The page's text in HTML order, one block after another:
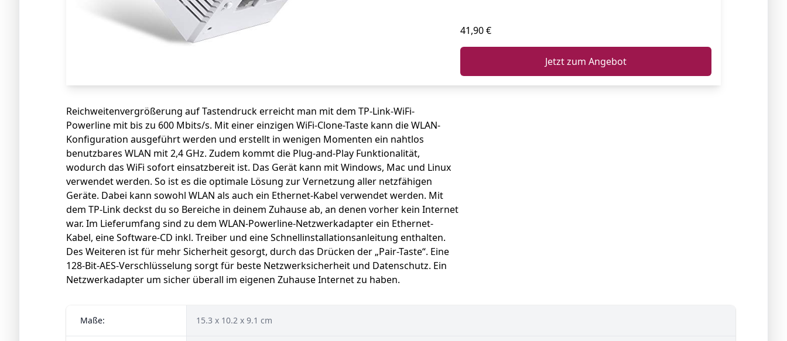
41,90 €
Jetzt zum Angebot
Reichweitenvergrößerung auf Tastendruck erreicht man mit dem TP-Link-WiFi-
Powerline mit bis zu 600 Mbits/s. Mit einer einzigen WiFi-Clone-Taste kann die WLAN-
Konfiguration ausgeführt werden und erstellt in wenigen Momenten ein nahtlos
benutzbares WLAN mit 2,4 GHz. Zudem kommt die Plug-and-Play Funktionalität,
wodurch das WiFi sofort einsatzbereit ist. Das Gerät kann mit Windows, Mac und Linux
verwendet werden. So ist es die optimale Lösung zur Vernetzung aller netzfähigen
Geräte. Dabei kann sowohl WLAN als auch ein Ethernet-Kabel verwendet werden. Mit
dem TP-Link deckst du so Bereiche in deinem Zuhause ab, an denen vorher kein Internet
war. Im Lieferumfang sind zu dem WLAN-Powerline-Netzwerkadapter ein Ethernet-
Kabel, eine Software-CD inkl. Treiber und eine Schnellinstallationsanleitung enthalten.
Des Weiteren ist für mehr Sicherheit gesorgt, durch das Drücken der „Pair-Taste“. Eine
128-Bit-AES-Verschlüsselung sorgt für beste Netzwerksicherheit und Datenschutz. Ein
Netzwerkadapter um sicher überall im eigenen Zuhause Internet zu haben.
Maße: 15.3 x 10.2 x 9.1 cm